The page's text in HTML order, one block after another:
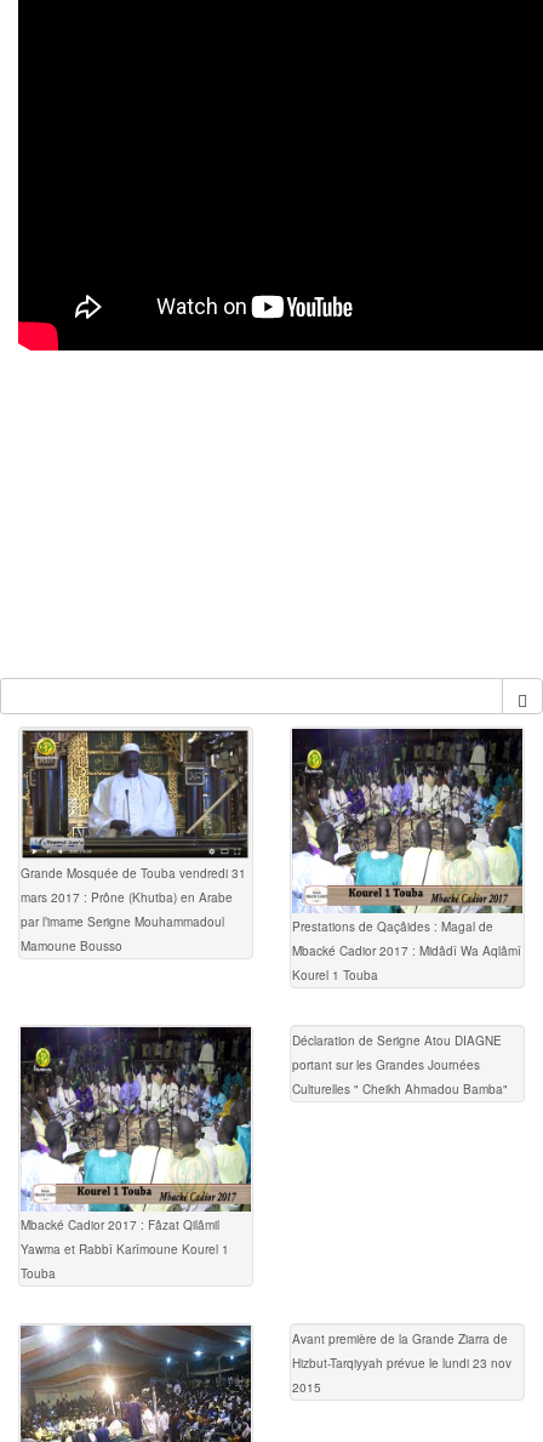
Grande Mosquée de Touba vendredi 31
mars 2017 : Prône (Khutba) en Arabe
par l’imame Serigne Mouhammadoul
Mamoune Bousso
Prestations de Qaçâides : Magal de
Mbacké Cadior 2017 : Midâdî Wa Aqlâmî
Kourel 1 Touba
Mbacké Cadior 2017 : Fâzat Qilâmil
Yawma et Rabbî Karîmoune Kourel 1
Touba
Déclaration de Serigne Atou DIAGNE
portant sur les Grandes Journées
Culturelles " Cheikh Ahmadou Bamba"
Avant première de la Grande Ziarra de
Hizbut-Tarqiyyah prévue le lundi 23 nov
2015